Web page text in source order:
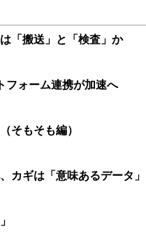
「搬送」と「検査」か
フォーム連携が加速へ
そもそも編）
カギは「意味あるデータ」